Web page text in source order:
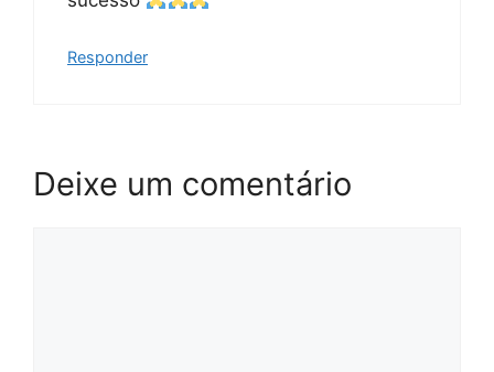
Responder
Deixe um comentário